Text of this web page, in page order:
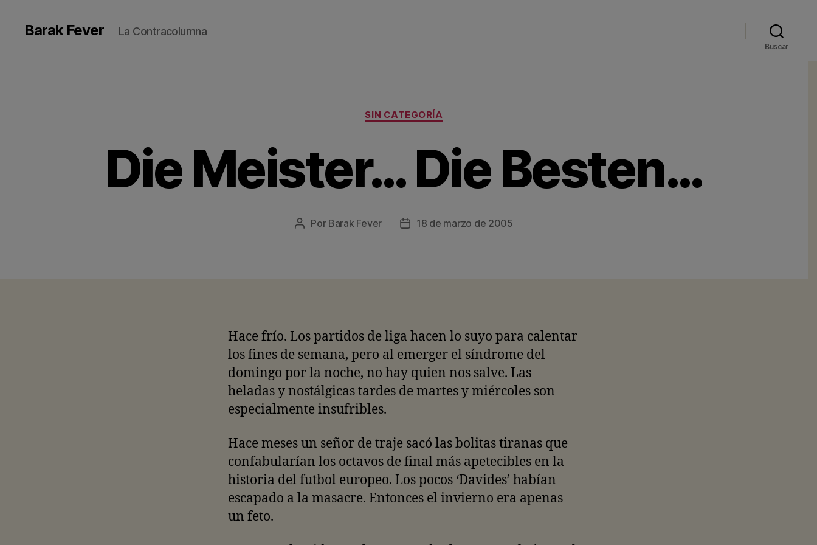
Barak Fever La Contracolumna
Buscar
Categorías
SIN CATEGORÍA
Die Meister… Die Besten…
Autor
Por Barak Fever
Fecha18 de marzo de 2005
Hace frío. Los partidos de liga hacen lo suyo para calentar
los fines de semana, pero al emerger el síndrome del
domingo por la noche, no hay quien nos salve. Las
heladas y nostálgicas tardes de martes y miércoles son
especialmente insufribles.
Hace meses un señor de traje sacó las bolitas tiranas que
confabularían los octavos de final más apetecibles en la
historia del futbol europeo. Los pocos ‘Davides’ habían
escapado a la masacre. Entonces el invierno era apenas
un feto.